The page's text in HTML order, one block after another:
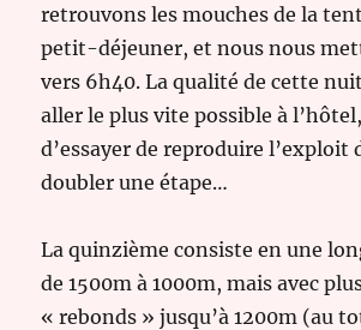
retrouvons les mouches de la
petit-déjeuner, et nous nous
vers 6h40. La qualité de cette
aller le plus vite possible à
d’essayer de reproduire l’exploit
doubler une étape…
La quinzième consiste en une
de 1500m à 1000m, mais avec
« rebonds » jusqu’à 1200m (au